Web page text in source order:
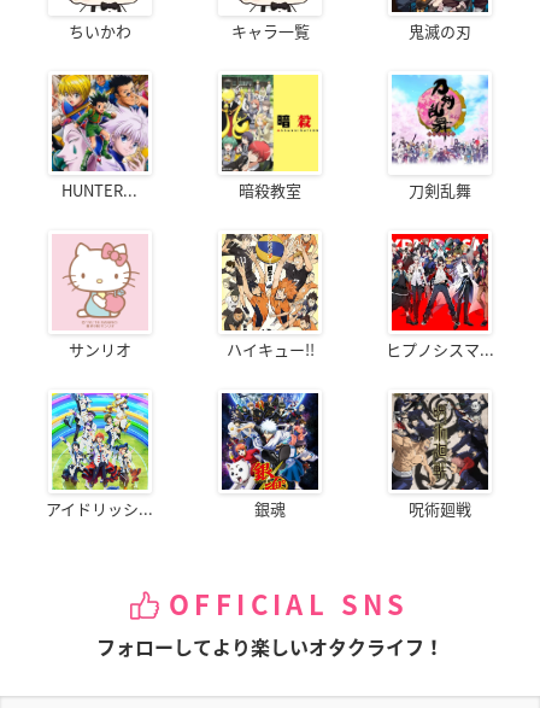
ちいかわ キャラ一覧 鬼滅の刃
HUNTER... 暗殺教室 刀剣乱舞
サンリオ ハイキュー!! ヒプノシスマ...
アイドリッシ... 銀魂 呪術廻戦
OFFICIAL SNS
フォローしてより楽しいオタクライフ！